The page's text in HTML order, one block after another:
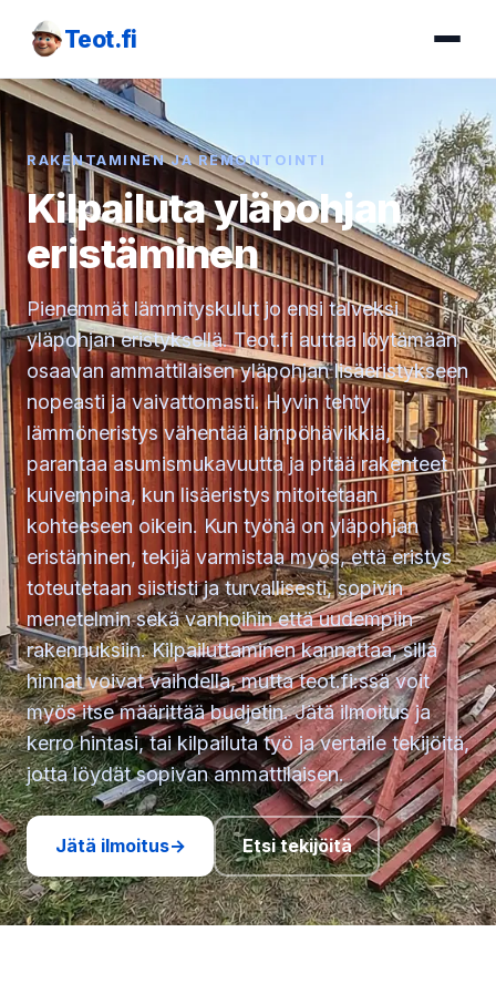
Teot.fi
RAKENTAMINEN JA REMONTOINTI
Kilpailuta yläpohjan
eristäminen
Pienemmät lämmityskulut jo ensi talveksi
yläpohjan eristyksellä. Teot.fi auttaa löytämään
osaavan ammattilaisen yläpohjan lisäeristykseen
nopeasti ja vaivattomasti. Hyvin tehty
lämmöneristys vähentää lämpöhävikkiä,
parantaa asumismukavuutta ja pitää rakenteet
kuivempina, kun lisäeristys mitoitetaan
kohteeseen oikein. Kun työnä on yläpohjan
eristäminen, tekijä varmistaa myös, että eristys
toteutetaan siististi ja turvallisesti, sopivin
menetelmin sekä vanhoihin että uudempiin
rakennuksiin. Kilpailuttaminen kannattaa, sillä
hinnat voivat vaihdella, mutta teot.fi:ssä voit
myös itse määrittää budjetin. Jätä ilmoitus ja
kerro hintasi, tai kilpailuta työ ja vertaile tekijöitä,
jotta löydät sopivan ammattilaisen.
Jätä ilmoitus→ Etsi tekijöitä